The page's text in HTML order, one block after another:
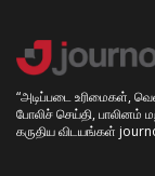
“அடிப்படை உரிமைகள்,
போலிச் செய்தி,
கருதிய விடயங்கள்